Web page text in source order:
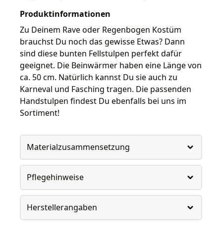
Produktinformationen
Zu Deinem Rave oder Regenbogen Kostüm
brauchst Du noch das gewisse Etwas? Dann
sind diese bunten Fellstulpen perfekt dafür
geeignet. Die Beinwärmer haben eine Länge von
ca. 50 cm. Natürlich kannst Du sie auch zu
Karneval und Fasching tragen. Die passenden
Handstulpen findest Du ebenfalls bei uns im
Sortiment!
Materialzusammensetzung
Pflegehinweise
Herstellerangaben